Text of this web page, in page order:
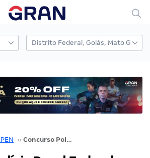
›› Concurso Polícia Penal Federal: pedido de novos cargos enviado